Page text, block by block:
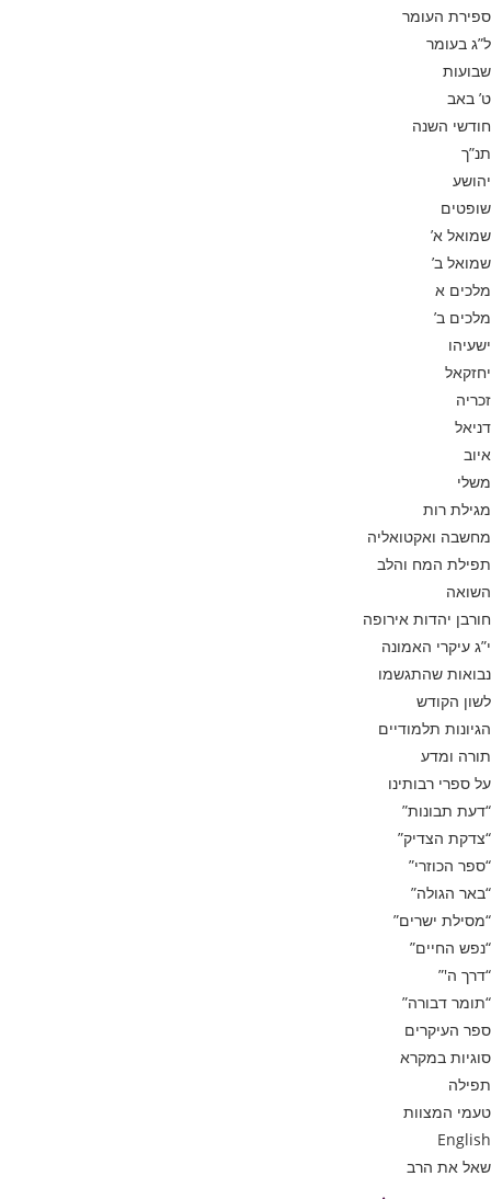
ספירת העומר
ל”ג בעומר
שבועות
ט’ באב
חודשי השנה
תנ”ך
יהושע
שופטים
שמואל א’
שמואל ב’
מלכים א
מלכים ב’
ישעיהו
יחזקאל
זכריה
דניאל
איוב
משלי
מגילת רות
מחשבה ואקטואליה
תפילת המח והלב
השואה
חורבן יהדות אירופה
י”ג עיקרי האמונה
נבואות שהתגשמו
לשון הקודש
הגיונות תלמודיים
תורה ומדע
על ספרי רבותינו
“דעת תבונות”
“צדקת הצדיק”
“ספר הכוזרי”
“באר הגולה”
“מסילת ישרים”
“נפש החיים”
“דרך ה'”
“תומר דבורה”
ספר העיקרים
סוגיות במקרא
תפילה
טעמי המצוות
English
שאל את הרב